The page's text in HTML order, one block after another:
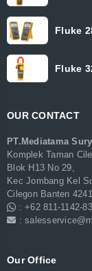
Fluke
Fluke
OUR CONTACT
PT.Mediatama
Komplek Taman
Blok H13 No 29,
Kec Jombang Kel
Cilegon Banten
: +62 811-1142-
:
Our Office